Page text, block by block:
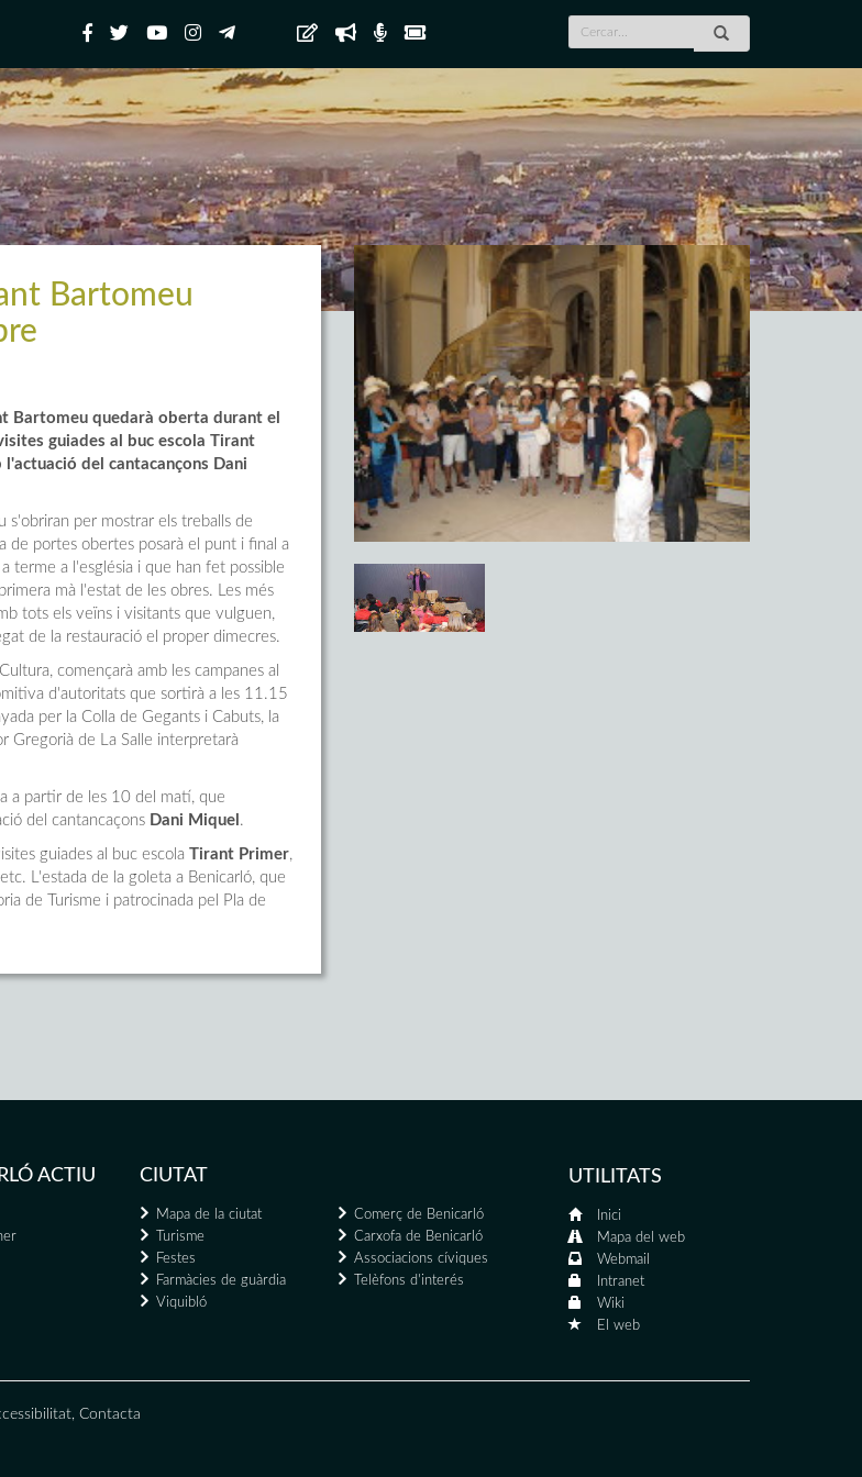
Bartomeu
Bartomeu quedarà oberta durant el
guiades al buc escola Tirant
del cantacançons Dani
s'obriran per mostrar els treballs de
de portes obertes posarà el punt i final a
terme a l'església i que han fet possible
mà l'estat de les obres. Les més
tots els veïns i visitants que vulguen,
de la restauració el proper dimecres.
començarà amb les campanes al
d'autoritats que sortirà a les 11.15
per la Colla de Gegants i Cabuts, la
Gregorià de La Salle interpretarà
a partir de les 10 del matí, que
del cantancaçons Dani Miquel .
guiades al buc escola Tirant Primer,
L'estada de la goleta a Benicarló, que
de Turisme i patrocinada pel Pla de
ACTIU CIUTAT
Mapa de la ciutat
Comerç de Benicarló
Turisme
Carxofa de Benicarló
Festes
Associacions cíviques
Farmàcies de guàrdia
Telèfons d'interés
Viquibló
UTILITATS
Inici
Mapa del web
Webmail
Intranet
Wiki
El web
, Contacta